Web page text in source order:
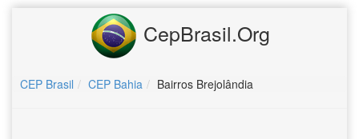
CepBrasil.Org
CEP Brasil CEP Bahia Bairros Brejolândia